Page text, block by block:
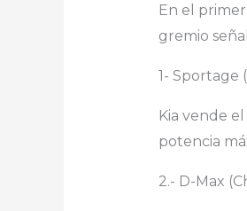
En el
gremio
1- Sportage
Kia vende
potencia
2.- D-Max